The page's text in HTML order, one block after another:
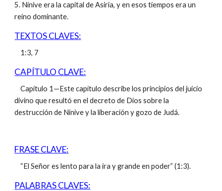
5. Nínive era la capital de Asiria, y en esos tiempos era un
reino dominante.
TEXTOS CLAVES:
1:3, 7
CAPÍTULO CLAVE:
Capítulo 1—Este capítulo describe los principios del juicio
divino que resultó en el decreto de Dios sobre la
destrucción de Nínive y la liberación y gozo de Judá.
FRASE CLAVE:
“El Señor es lento para la ira y grande en poder” (1:3).
PALABRAS CLAVES: